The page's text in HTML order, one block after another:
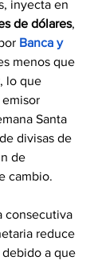
inyecta en
de dólares,
Banca y
menos que
lo que
Santa
divisas de
de
cambio.
consecutiva
reduce
a que